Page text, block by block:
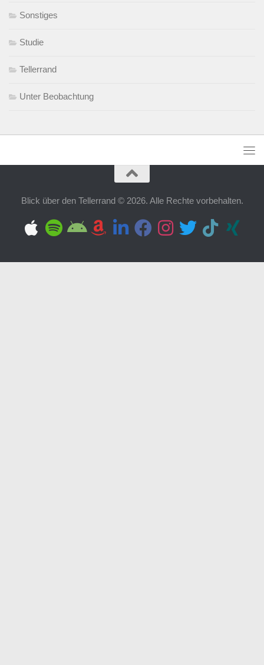
Sonstiges
Studie
Tellerrand
Unter Beobachtung
Blick über den Tellerrand © 2026. Alle Rechte vorbehalten.